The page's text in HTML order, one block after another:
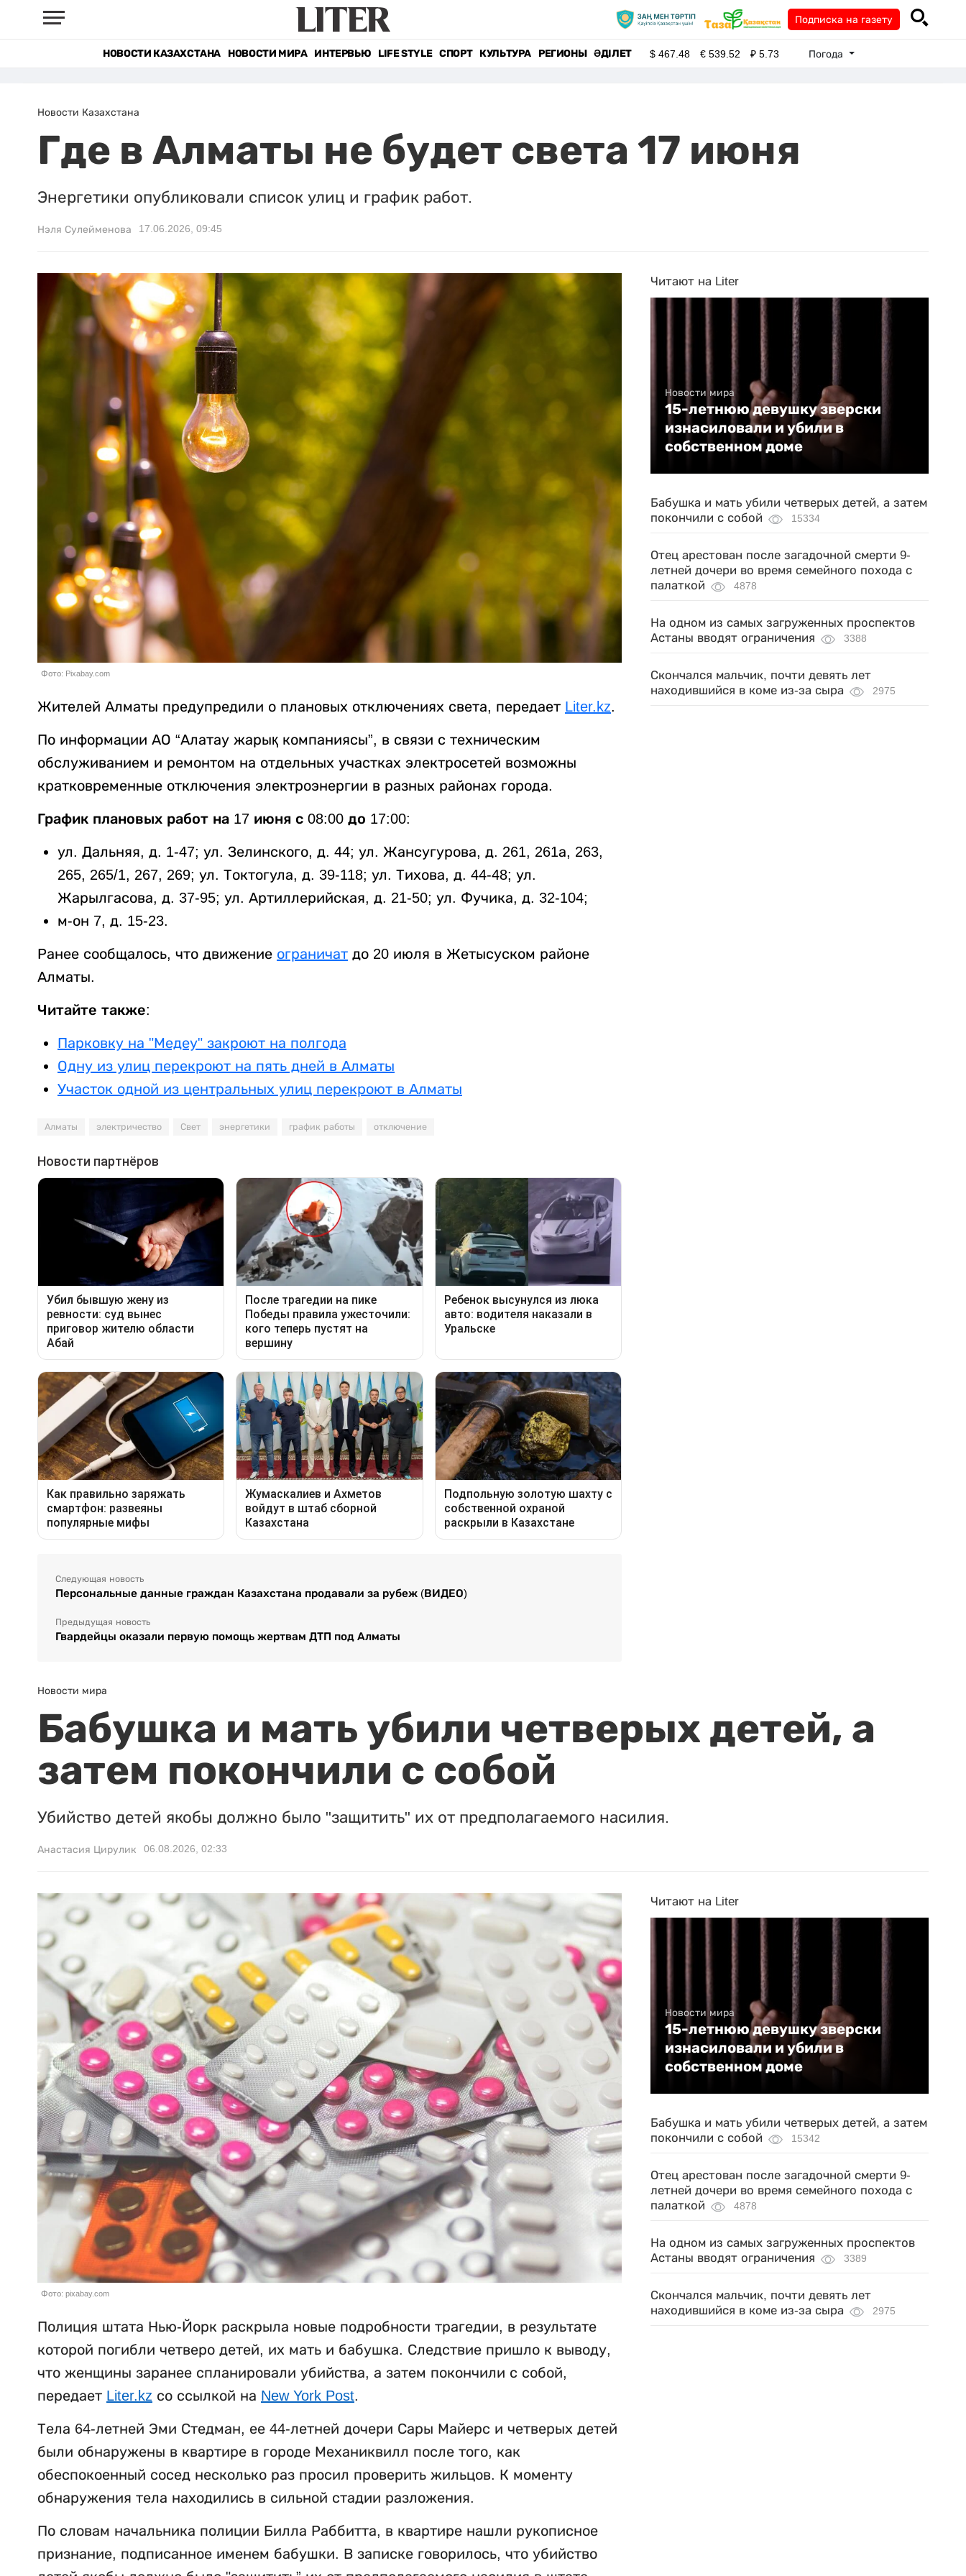
Подписка на газету
НОВОСТИ КАЗАХСТАНА НОВОСТИ МИРА ИНТЕРВЬЮ LIFE STYLE СПОРТ КУЛЬТУРА РЕГИОНЫ ӘДІЛЕТ $467.48 €539.52 ₽5.73 Погода
Новости Казахстана
Где в Алматы не будет света 17 июня
Энергетики опубликовали список улиц и график работ.
Нэля Сулейменова 17.06.2026, 09:45
Фото: Pixabay.com
Жителей Алматы предупредили о плановых отключениях света, передает Liter.kz.
По информации АО “Алатау жарық компаниясы”, в связи с техническим
обслуживанием и ремонтом на отдельных участках электросетей возможны
кратковременные отключения электроэнергии в разных районах города.
График плановых работ на 17 июня с 08:00 до 17:00:
ул. Дальняя, д. 1-47; ул. Зелинского, д. 44; ул. Жансугурова, д. 261, 261а, 263,
265, 265/1, 267, 269; ул. Токтогула, д. 39-118; ул. Тихова, д. 44-48; ул.
Жарылгасова, д. 37-95; ул. Артиллерийская, д. 21-50; ул. Фучика, д. 32-104;
м-он 7, д. 15-23.
Ранее сообщалось, что движение ограничат до 20 июля в Жетысуском районе
Алматы.
Читайте также:
Парковку на "Медеу" закроют на полгода
Одну из улиц перекроют на пять дней в Алматы
Участок одной из центральных улиц перекроют в Алматы
Алматы электричество Свет энергетики график работы отключение
Следующая новость
Персональные данные граждан Казахстана продавали за рубеж (ВИДЕО)
Предыдущая новость
Гвардейцы оказали первую помощь жертвам ДТП под Алматы
Читают на Liter
Новости мира
15-летнюю девушку зверски
изнасиловали и убили в
собственном доме
Бабушка и мать убили четверых детей, а затем
покончили с собой
15334
Отец арестован после загадочной смерти 9-
летней дочери во время семейного похода с
палаткой
4878
На одном из самых загруженных проспектов
Астаны вводят ограничения
3388
Скончался мальчик, почти девять лет
находившийся в коме из-за сыра
2975
Новости мира
Бабушка и мать убили четверых детей, а
затем покончили с собой
Убийство детей якобы должно было "защитить" их от предполагаемого насилия.
Анастасия Цирулик 06.08.2026, 02:33
Фото: pixabay.com
Полиция штата Нью-Йорк раскрыла новые подробности трагедии, в результате
которой погибли четверо детей, их мать и бабушка. Следствие пришло к выводу,
что женщины заранее спланировали убийства, а затем покончили с собой,
передает Liter.kz со ссылкой на New York Post.
Тела 64-летней Эми Стедман, ее 44-летней дочери Сары Майерс и четверых детей
были обнаружены в квартире в городе Механиквилл после того, как
обеспокоенный сосед несколько раз просил проверить жильцов. К моменту
обнаружения тела находились в сильной стадии разложения.
По словам начальника полиции Билла Раббитта, в квартире нашли рукописное
признание, подписанное именем бабушки. В записке говорилось, что убийство
Читают на Liter
Новости мира
15-летнюю девушку зверски
изнасиловали и убили в
собственном доме
Бабушка и мать убили четверых детей, а затем
покончили с собой
15342
Отец арестован после загадочной смерти 9-
летней дочери во время семейного похода с
палаткой
4878
На одном из самых загруженных проспектов
Астаны вводят ограничения
3389
Скончался мальчик, почти девять лет
находившийся в коме из-за сыра
2975